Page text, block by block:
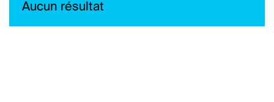
Aucun résultat